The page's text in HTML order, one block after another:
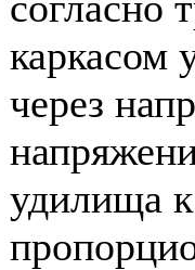
каркасом
через
удилища